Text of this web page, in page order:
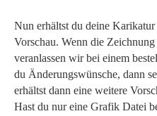
Nun erhältst du deine
Vorschau. Wenn die
veranlassen wir bei einem
du Änderungswünsche, dann
erhältst dann eine weitere
Hast du nur eine Grafik Datei